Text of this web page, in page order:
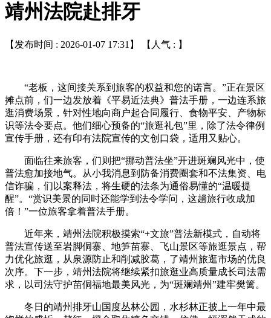
靖州法院赴排牙
【发布时间 : 2026-01-07 17:31】 【人气 : 】
“老板，这间接关系到旅客的权益和您的诺言。”正在景区
摊点前，们一边发放着《平易近法典》普法手册，一边连系旅
逛消费场景，针对性地向商户起合同履行、食物平安、产物标
识等法令要点。他们细心预备的“旅逛礼包”里，除了法令律例
宣传手册，还有印有法院宣传的文创口袋，适用又贴心。
面临往来旅客，们则把“挪动普法坐”开进斑斓风光中，使
普法愈加接地气。从小我消息到防备消费圈套和不法集资、电
信诈骗，们以案释法，将生硬的法条为通俗易懂的“温暖提
醒”。“赏识美景的同时还能学到法令学问，这趟旅行收成加
倍！”一位旅客拿着普法手册。
近年来，靖州法院积极摸索“+文旅”普法新模式，自动将
普法宣传送至岩脚侗寨、地笋苗寨、飞山景区等旅逛景点，帮
力优化旅逛，从泉源防止和削减胶葛，了靖州旅逛市场的优良
次序。下一步，靖州法院将继续紧扣旅逛业高质量成长司法需
求，以司法守护苗侗福地最美风光，为“斑斓靖州”建牢樊篱。
冬日的靖州排牙山国度丛林公园，水杉林正披上一年中最